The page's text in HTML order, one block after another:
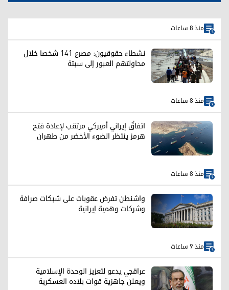
منذ 8 ساعات
نشطاء حقوقيون: مصرع 141 شخصا خلال
محاولتهم العبور إلى سبتة
منذ 8 ساعات
اتفاقٌ إيراني أميركي مرتقب لإعادة فتح
هرمز ينتظر الضوء الأخضر من طهران
منذ 8 ساعات
واشنطن تفرض عقوبات على شبكات صرافة
وشركات وهمية إيرانية
منذ 9 ساعات
عراقجي يدعو لتعزيز الوحدة الإسلامية
ويعلن جاهزية قوات بلاده العسكرية